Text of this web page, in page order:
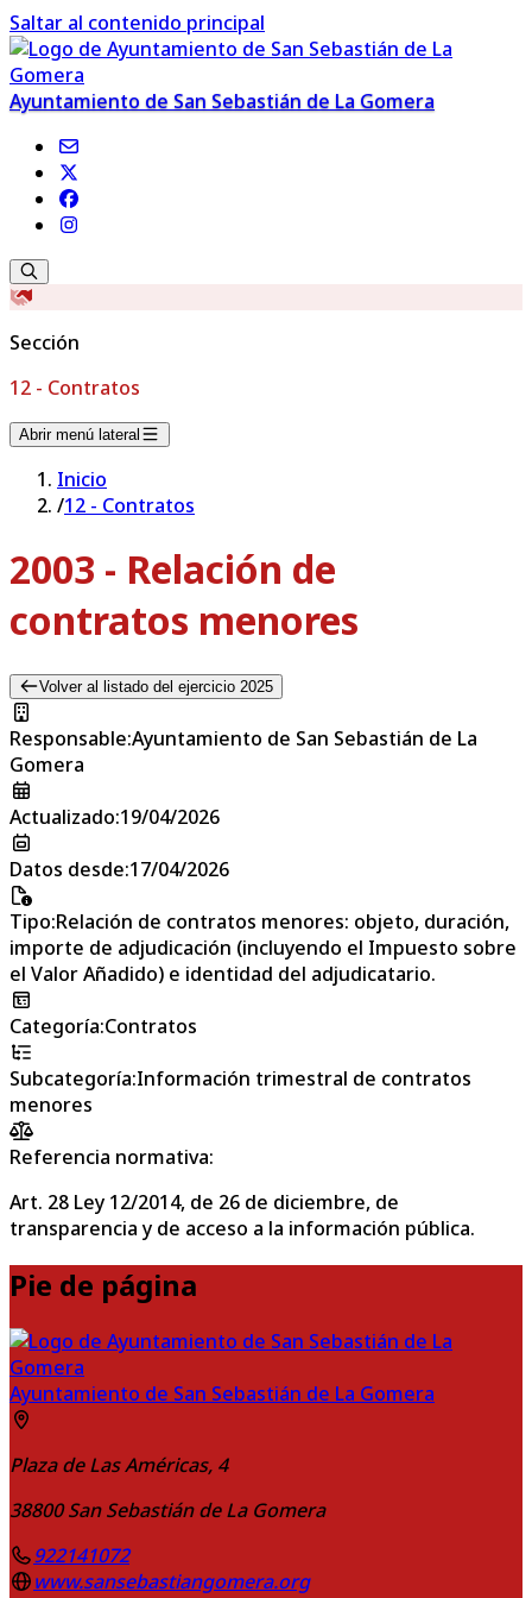
Saltar al contenido principal
Ayuntamiento de San Sebastián de La Gomera
Sección
12 - Contratos
Abrir menú lateral
Inicio
/12 - Contratos
2003 - Relación de
contratos menores
Volver al listado del ejercicio 2025
Responsable:Ayuntamiento de San Sebastián de La
Gomera
Actualizado:19/04/2026
Datos desde:17/04/2026
Tipo:Relación de contratos menores: objeto, duración,
importe de adjudicación (incluyendo el Impuesto sobre
el Valor Añadido) e identidad del adjudicatario.
Categoría:Contratos
Subcategoría:Información trimestral de contratos
menores
Referencia normativa:
Art. 28 Ley 12/2014, de 26 de diciembre, de
transparencia y de acceso a la información pública.
Pie de página
Ayuntamiento de San Sebastián de La Gomera
Plaza de Las Américas, 4
38800 San Sebastián de La Gomera
922141072
www.sansebastiangomera.org